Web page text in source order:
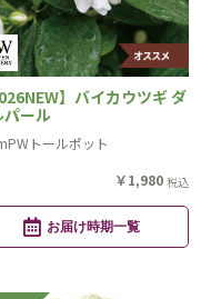
】バイカウツギ ダ
パール
トールポット
￥1,980 税込
お届け時期一覧